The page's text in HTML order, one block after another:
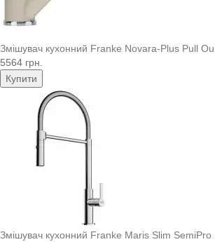
Змішувач кухонний Franke Novara-Plus Pull Ou..
5564 грн.
Купити
Змішувач кухонний Franke Maris Slim SemiPro ..